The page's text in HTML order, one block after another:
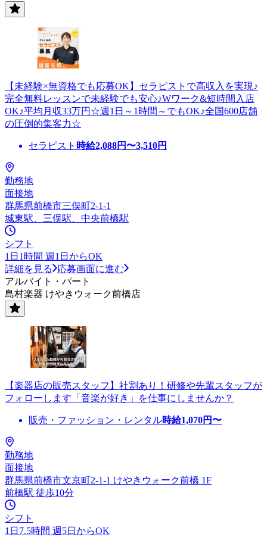
【未経験×無資格でも応募OK】セラピストで高収入を実現♪
完全無料レッスンで未経験でも安心♪Wワーク&短時間入店
OK♪平均月収33万円☆週1日～1時間～でもOK♪全国600店舗
の圧倒的集客力☆
セラピスト 時給2,088円〜3,510円
勤務地
面接地
群馬県前橋市三俣町2-1-1
城東駅、三俣駅、中央前橋駅
シフト
1日1時間 週1日からOK
詳細を見る
応募画面に進む
アルバイト・パート
島村楽器 けやきウォーク前橋店
【楽器店の販売スタッフ】社割あり！研修や先輩スタッフが
フォローします「音楽が好き」を仕事にしませんか？
販売・ファッション・レンタル時給1,070円〜
勤務地
面接地
群馬県前橋市文京町2-1-1 けやきウォーク前橋 1F
前橋駅 徒歩10分
シフト
1日7.5時間 週5日からOK